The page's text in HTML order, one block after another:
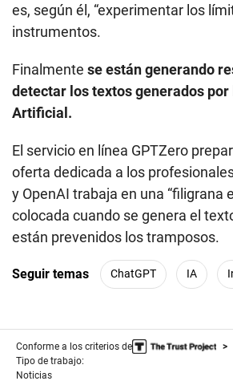
es, según él, “experimentar los
instrumentos.
Finalmente se están generando
detectar los textos generados
Artificial.
El servicio en línea GPTZero
oferta dedicada a los
y OpenAI trabaja en una “filigrana
colocada cuando se genera el
están prevenidos los tramposos.
Seguir temas ChatGPT IA
Conforme a los criterios de
Tipo de trabajo:
Noticias